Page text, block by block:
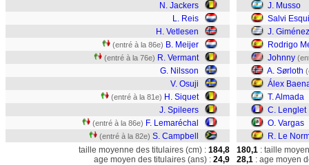
N. Jackers
L. Reis
H. Vetlesen
(entré à la 86e) B. Meijer
(entré à la 76e) R. Vermant
G. Nilsson
V. Osuji
(entré à la 81e) H. Siquet
J. Spileers
(entré à la 86e) F. Lemaréchal
(entré à la 82e) S. Campbell
J. Musso
Salvi
J. Giménez
Rodrigo
Johnny
A. Sørloth
Álex
T. Almada
C. Lenglet
O. Vargas
R. Le
taille moyenne des titulaires (cm) : 184,8
age moyen des titulaires (ans) : 24,9
180,1 : taille
28,1 : age moyen